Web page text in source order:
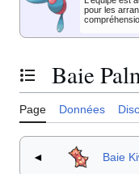
pour les
Basculer la table
Baie
Page Données
◄ Baie